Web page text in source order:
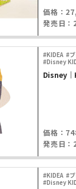
価格：
発売日：
#KIDEA #
#Disney
Disney｜
価格：
発売日：
#KIDEA #
#Disney